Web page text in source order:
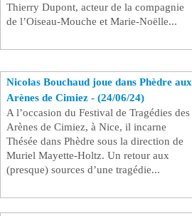
Thierry Dupont, acteur de la compagnie
de l’Oiseau-Mouche et Marie-Noëlle...
Nicolas Bouchaud joue dans Phèdre aux
Arènes de Cimiez - (24/06/24)
A l’occasion du Festival de Tragédies des
Arènes de Cimiez, à Nice, il incarne
Thésée dans Phèdre sous la direction de
Muriel Mayette-Holtz. Un retour aux
(presque) sources d’une tragédie...